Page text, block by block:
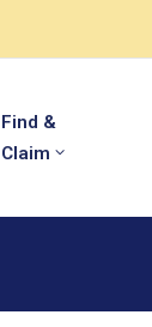
Find &
Claim